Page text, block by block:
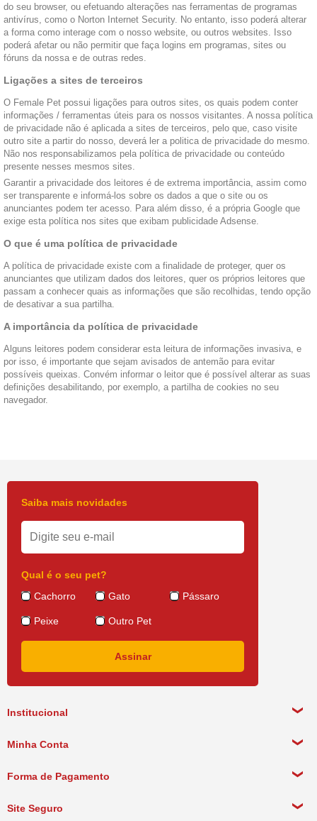
do seu browser, ou efetuando alterações nas ferramentas de programas
antivírus, como o Norton Internet Security. No entanto, isso poderá alterar
a forma como interage com o nosso website, ou outros websites. Isso
poderá afetar ou não permitir que faça logins em programas, sites ou
fóruns da nossa e de outras redes.
Ligações a sites de terceiros
O Female Pet possui ligações para outros sites, os quais podem conter
informações / ferramentas úteis para os nossos visitantes. A nossa política
de privacidade não é aplicada a sites de terceiros, pelo que, caso visite
outro site a partir do nosso, deverá ler a politica de privacidade do mesmo.
Não nos responsabilizamos pela política de privacidade ou conteúdo
presente nesses mesmos sites.
Garantir a privacidade dos leitores é de extrema importância, assim como
ser transparente e informá-los sobre os dados a que o site ou os
anunciantes podem ter acesso. Para além disso, é a própria Google que
exige esta política nos sites que exibam publicidade Adsense.
O que é uma política de privacidade
A política de privacidade existe com a finalidade de proteger, quer os
anunciantes que utilizam dados dos leitores, quer os próprios leitores que
passam a conhecer quais as informações que são recolhidas, tendo opção
de desativar a sua partilha.
A importância da política de privacidade
Alguns leitores podem considerar esta leitura de informações invasiva, e
por isso, é importante que sejam avisados de antemão para evitar
possíveis queixas. Convém informar o leitor que é possível alterar as suas
definições desabilitando, por exemplo, a partilha de cookies no seu
navegador.
Institucional
Política de Pagamento
Política de Entrega
Minha Conta
Forma de Pagamento
Site Seguro
Saiba mais novidades
Qual é o seu pet?
Cachorro
Gato Pássaro
Peixe Outro Pet